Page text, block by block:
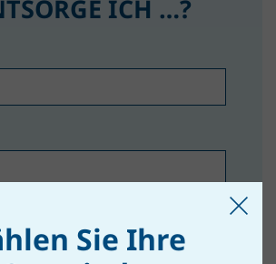
ICH …?
Sie Ihre